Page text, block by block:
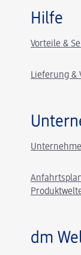
Hilfe
Vorteile &
Lieferung &
dm